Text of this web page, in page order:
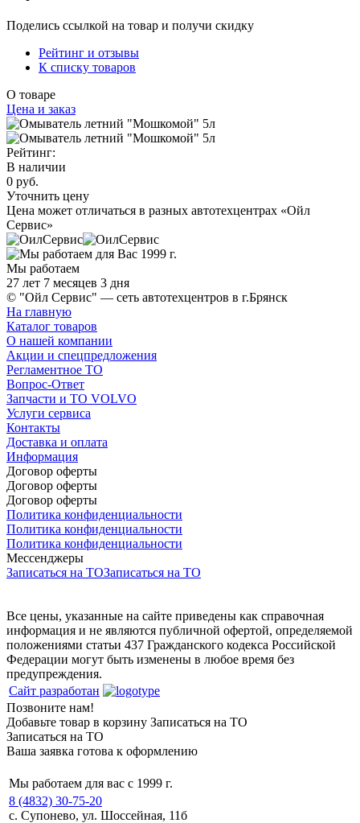
Поделись ссылкой на товар и получи скидку
Рейтинг и отзывы
К списку товаров
О товаре
Цена и заказ
Рейтинг:
В наличии
0 руб.
Уточнить цену
Цена может отличаться в разных автотехцентрах «Ойл
Сервис»
Мы работаем
27 лет 7 месяцев 3 дня
© "Ойл Сервис" — сеть автотехцентров в г.Брянск
На главную
Каталог товаров
О нашей компании
Акции и спецпредложения
Регламентное ТО
Вопрос-Ответ
Запчасти и ТО VOLVO
Услуги сервиса
Контакты
Доставка и оплата
Информация
Договор оферты
Договор оферты
Договор оферты
Политика конфиденциальности
Политика конфиденциальности
Политика конфиденциальности
Мессенджеры
Записаться на ТОЗаписаться на ТО
Все цены, указанные на сайте приведены как справочная
информация и не являются публичной офертой, определяемой
положениями статьи 437 Гражданского кодекса Российской
Федерации могут быть изменены в любое время без
предупреждения.
Сайт разработан
Позвоните нам!
Добавьте товар в корзину Записаться на ТО
Записаться на ТО
Ваша заявка готова к оформлению
Мы работаем для вас с 1999 г.
8 (4832) 30-75-20
с. Супонево, ул. Шоссейная, 11б